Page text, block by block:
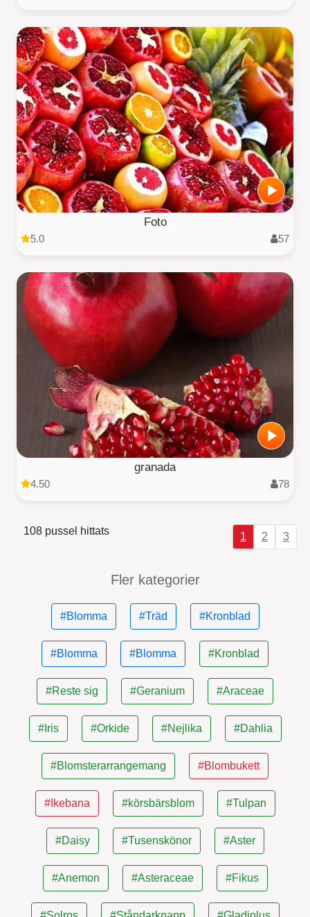
Foto
5.0 57
granada
4.50 78
108 pussel hittats 1 2 3
Fler kategorier
#Blomma #Träd #Kronblad
#Blomma #Blomma #Kronblad
#Reste sig #Geranium #Araceae
#Iris #Orkide #Nejlika #Dahlia
#Blomsterarrangemang #Blombukett
#Ikebana #körsbärsblom #Tulpan
#Daisy #Tusenskönor #Aster
#Anemon #Asteraceae #Fikus